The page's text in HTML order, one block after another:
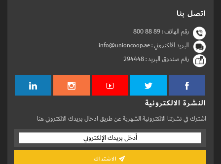
اتصل بنا
رقم الهاتف :800 88 89
البريد الالكتروني : info@unioncoop.ae
رقم صندوق البريد :294448
النشرة الالكترونية
اشترك في نشرتنا الالكترونية الشهرية عن طريق ادخال بريدك الالكتروني هنا